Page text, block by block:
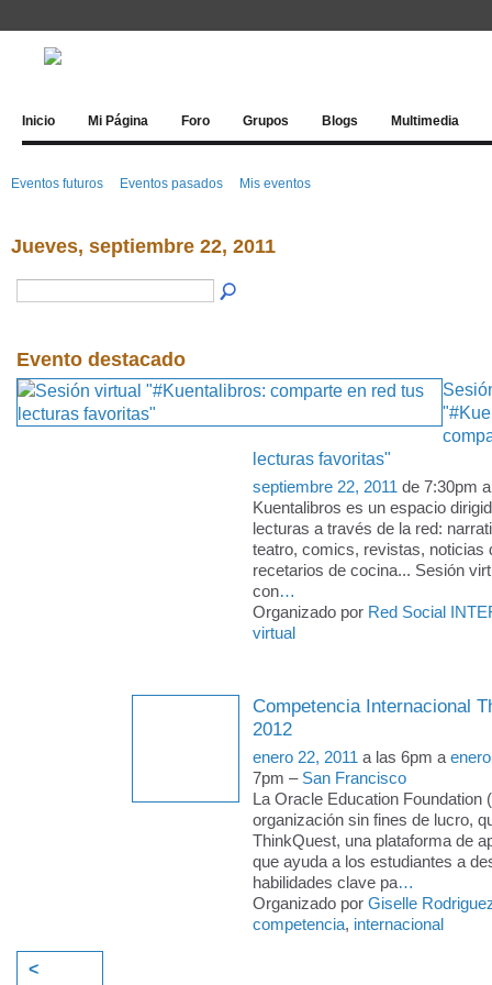
Inicio Mi Página Foro Grupos Blogs Multimedia
Eventos futuros Eventos pasados Mis eventos
Jueves, septiembre 22, 2011
Evento destacado
lecturas favoritas"
septiembre 22, 2011 de 7:30pm
Kuentalibros es un espacio
lecturas a través de la red:
teatro, comics, revistas, noticias
recetarios de cocina... Sesión
con…
Organizado por Red Social
virtual
Competencia Internacional
2012
enero 22, 2011 a las 6pm a
7pm – San Francisco
La Oracle Education Foundation
organización sin fines de lucro,
ThinkQuest, una plataforma de
que ayuda a los estudiantes a
habilidades clave pa…
Organizado por Giselle
competencia, internacional
<